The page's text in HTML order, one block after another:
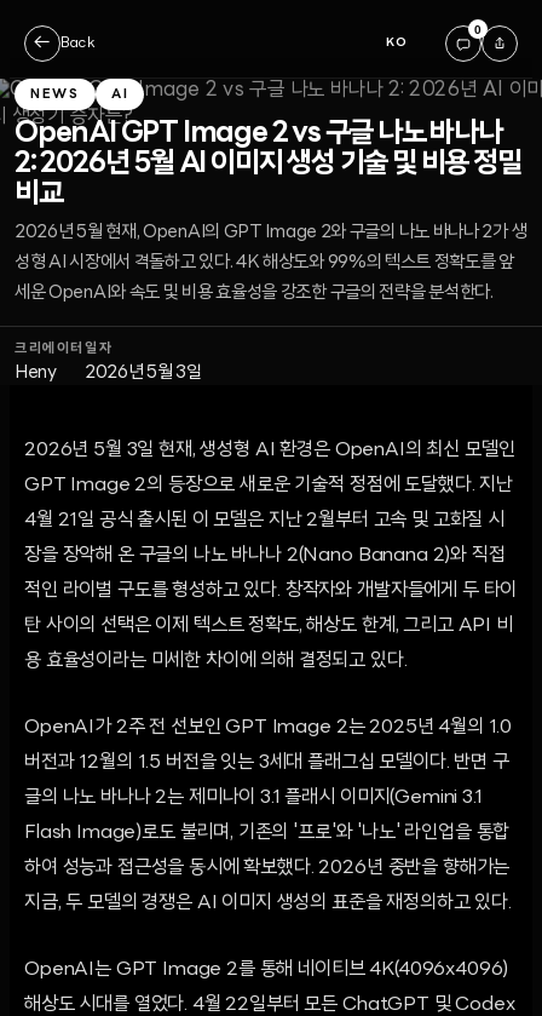
← Back KO
0
NEWS AI
OpenAI GPT Image 2 vs 구글 나노 바나나
2: 2026년 5월 AI 이미지 생성 기술 및 비용 정밀
비교
2026년 5월 현재, OpenAI의 GPT Image 2와 구글의 나노 바나나 2가 생
성형 AI 시장에서 격돌하고 있다. 4K 해상도와 99%의 텍스트 정확도를 앞
세운 OpenAI와 속도 및 비용 효율성을 강조한 구글의 전략을 분석한다.
크리에이터
Heny
일자
2026년 5월 3일
2026년 5월 3일 현재, 생성형 AI 환경은 OpenAI의 최신 모델인
GPT Image 2의 등장으로 새로운 기술적 정점에 도달했다. 지난
4월 21일 공식 출시된 이 모델은 지난 2월부터 고속 및 고화질 시
장을 장악해 온 구글의 나노 바나나 2(Nano Banana 2)와 직접
적인 라이벌 구도를 형성하고 있다. 창작자와 개발자들에게 두 타이
탄 사이의 선택은 이제 텍스트 정확도, 해상도 한계, 그리고 API 비
용 효율성이라는 미세한 차이에 의해 결정되고 있다.
OpenAI가 2주 전 선보인 GPT Image 2는 2025년 4월의 1.0
버전과 12월의 1.5 버전을 잇는 3세대 플래그십 모델이다. 반면 구
글의 나노 바나나 2는 제미나이 3.1 플래시 이미지(Gemini 3.1
Flash Image)로도 불리며, 기존의 '프로'와 '나노' 라인업을 통합
하여 성능과 접근성을 동시에 확보했다. 2026년 중반을 향해가는
지금, 두 모델의 경쟁은 AI 이미지 생성의 표준을 재정의하고 있다.
OpenAI는 GPT Image 2를 통해 네이티브 4K(4096x4096)
해상도 시대를 열었다. 4월 22일부터 모든 ChatGPT 및 Codex